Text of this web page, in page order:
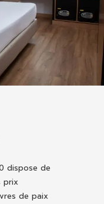
dispose de
prix
de paix